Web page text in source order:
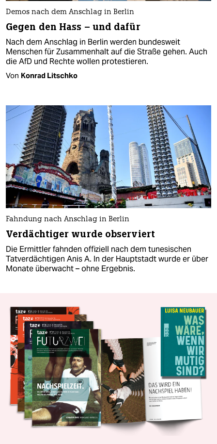
Demos nach dem Anschlag in Berlin
Gegen den Hass – und dafür
Nach dem Anschlag in Berlin werden bundesweit
Menschen für Zusammenhalt auf die Straße gehen. Auch
die AfD und Rechte wollen protestieren.
Von Konrad Litschko
Fahndung nach Anschlag in Berlin
Verdächtiger wurde observiert
Die Ermittler fahnden offiziell nach dem tunesischen
Tatverdächtigen Anis A. In der Hauptstadt wurde er über
Monate überwacht – ohne Ergebnis.